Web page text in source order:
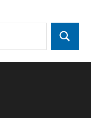
Suchen